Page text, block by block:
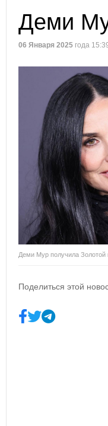
Деми
06 Января 2025 года
Деми Мур получила Золотой
Поделиться этой